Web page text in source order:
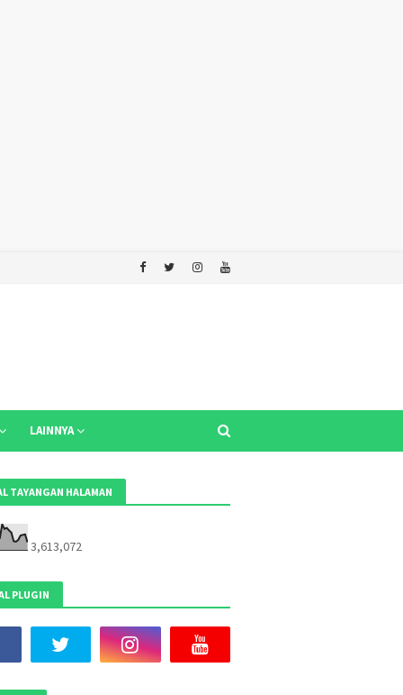
LAINNYA
TAYANGAN HALAMAN
3,613,072
PLUGIN